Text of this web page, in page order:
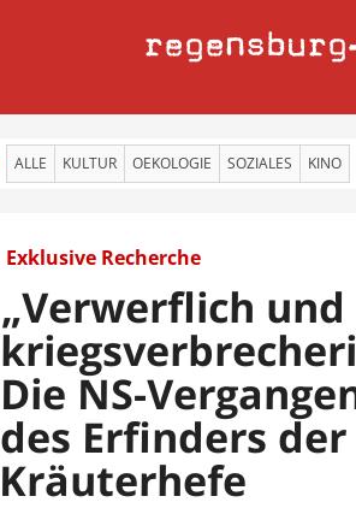
regensburg
ALLE KULTUR OEKOLOGIE SOZIALES KINO
Exklusive Recherche
„Verwerflich und
Die NS-
des Erfinders
Kräuterhefe